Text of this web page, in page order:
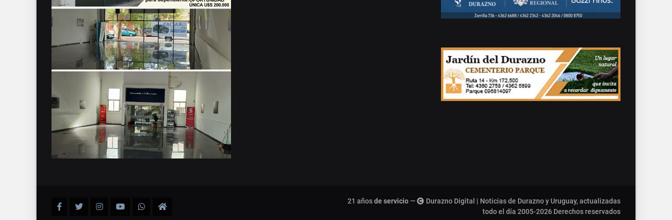
21 añosde servicio —
Durazno Digital | Noticias de Durazno y Uruguay, actualizadas
todo el día 2005-2026 Derechos reservados